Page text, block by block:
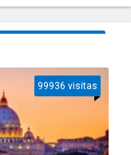
99936 visitas